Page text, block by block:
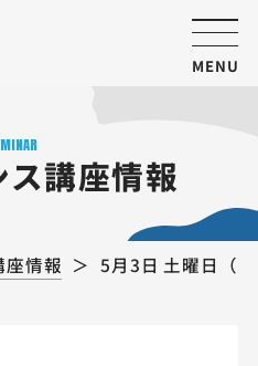
MENU
講座情報
座情報 5月3日 土曜日（